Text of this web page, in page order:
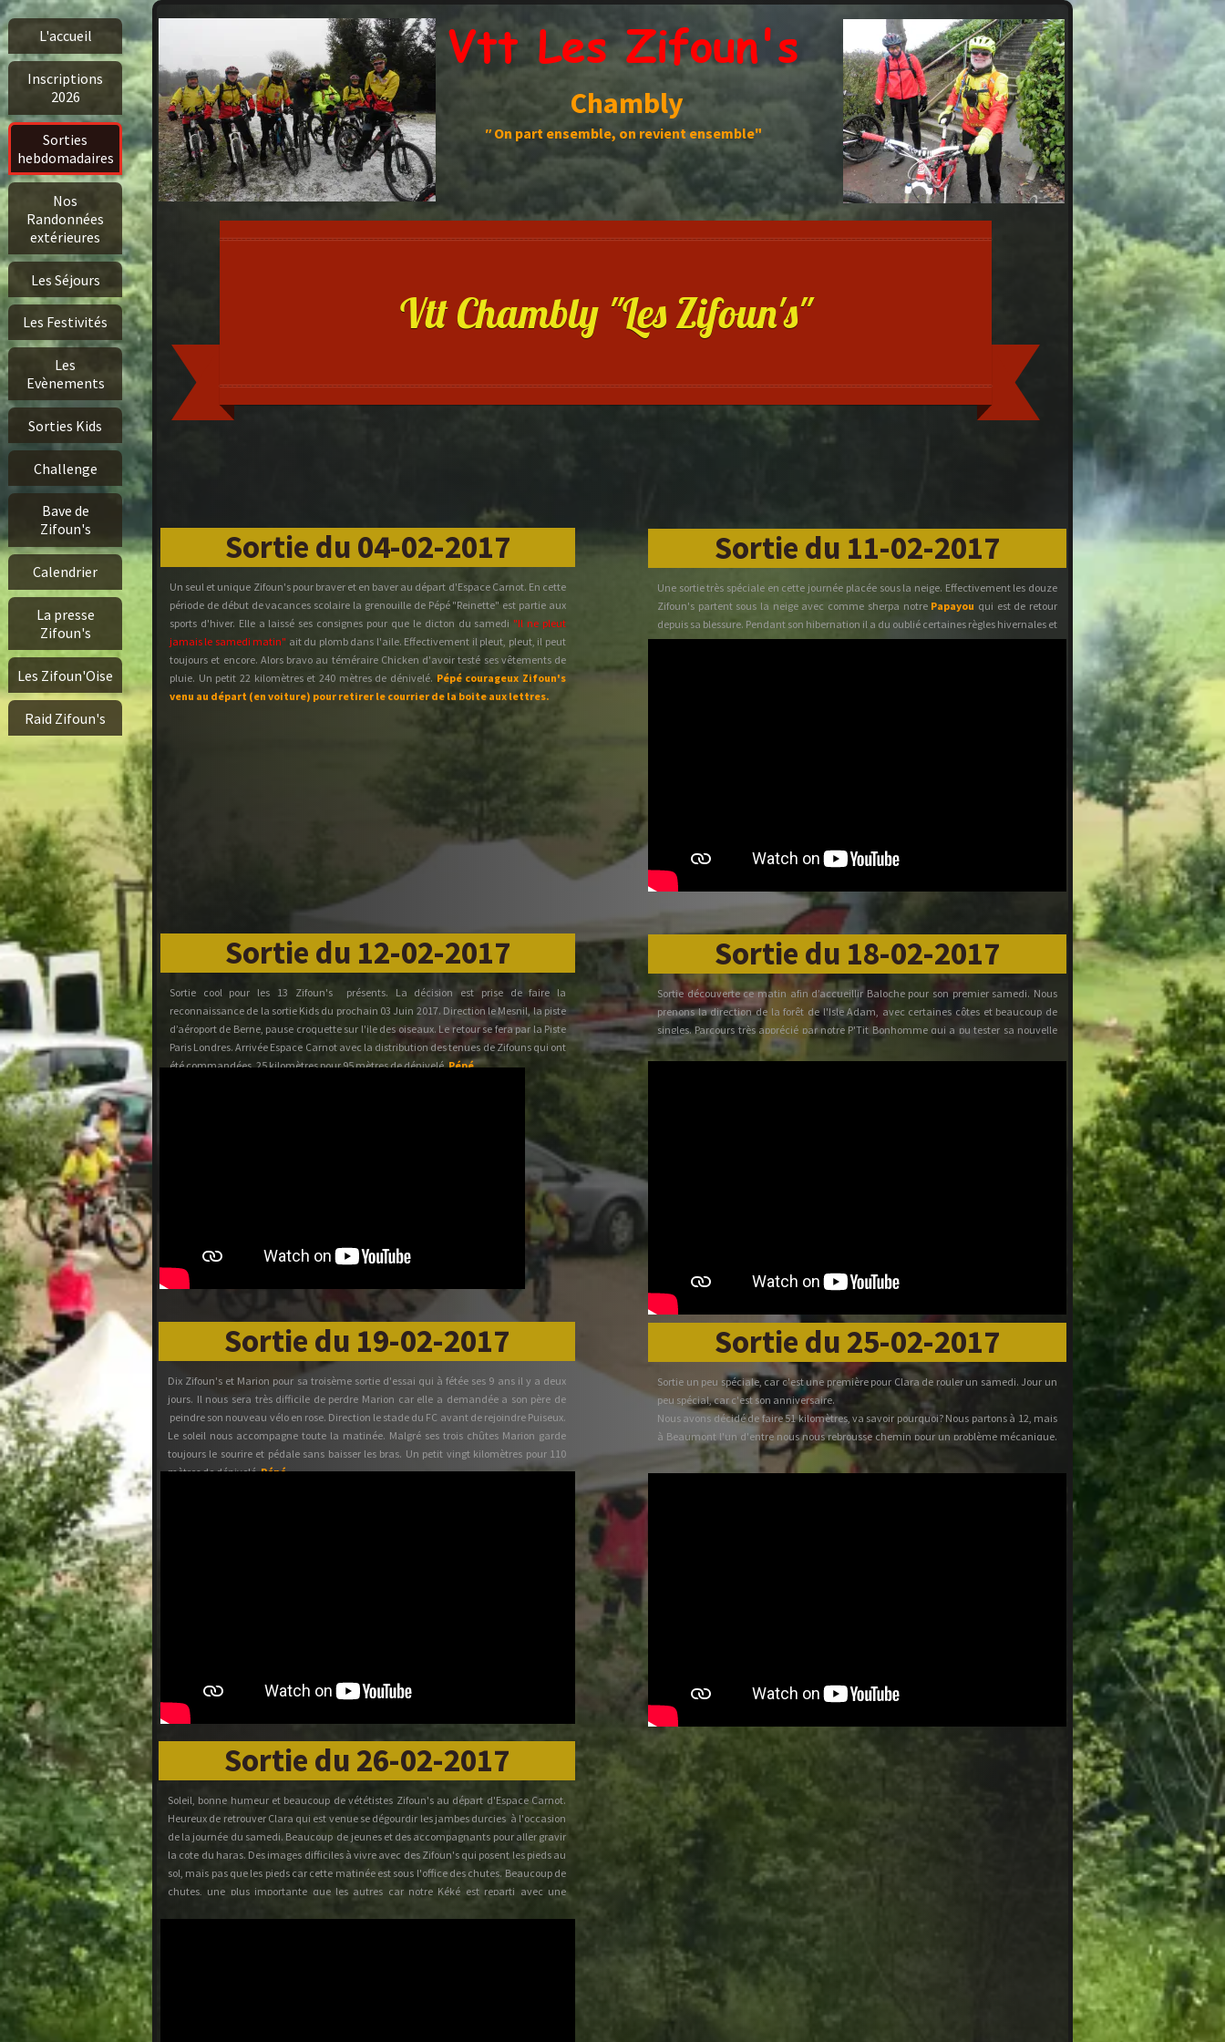
Vtt Les Zifoun's
Chambly
"On part ensemble, on revient ensemble"
L'accueil
Inscriptions
2026
Sorties
hebdomadaires
Nos
Randonnées
extérieures
Les Séjours
Les Festivités
Les
Evènements
Sorties Kids
Challenge
Bave de
Zifoun's
Calendrier
La presse
Zifoun's
Les Zifoun'Oise
Raid Zifoun's
Vtt Chambly "Les Zifoun's"
Sortie du 04-02-2017
Un seul et unique Zifoun's pour braver et en baver au départ d'Espace Carnot. En cette
période de début de vacances scolaire la grenouille de Pépé "Reinette" est partie aux
sports d'hiver. Elle a laissé ses consignes pour que le dicton du samedi "Il ne pleut
jamais le samedi matin" ait du plomb dans l'aile. Effectivement il pleut, pleut, il peut
toujours et encore. Alors bravo au téméraire Chicken d'avoir testé ses vêtements de
pluie. Un petit 22 kilomètres et 240 mètres de dénivelé. Pépé courageux Zifoun's
venu au départ (en voiture) pour retirer le courrier de la boite aux lettres.
Sortie du 11-02-2017
Une sortie très spéciale en cette journée placée sous la neige. Effectivement les douze
Zifoun's partent sous la neige avec comme sherpa notre Papayou qui est de retour
depuis sa blessure. Pendant son hibernation il a du oublié certaines règles hivernales et
est resté sur les bases des périodes estivales. La direction est prise vers les montagnes
kilomètres pour 630 mètres de dénivelé. Pépé
Sortie du 12-02-2017
Sortie cool pour les 13 Zifoun's présents. La décision est prise de faire la
reconnaissance de la sortie Kids du prochain 03 Juin 2017. Direction le Mesnil, la piste
d’aéroport de Berne, pause croquette sur l'ile des oiseaux. Le retour se fera par la Piste
Paris Londres. Arrivée Espace Carnot avec la distribution des tenues de Zifouns qui ont
été commandées. 25 kilomètres pour 95 mètres de dénivelé.Pépé
Sortie du 18-02-2017
Sortie découverte ce matin afin d’accueillir Baloche pour son premier samedi. Nous
prenons la direction de la forêt de l'Isle Adam, avec certaines côtes et beaucoup de
singles. Parcours très apprécié par notre P'Tit Bonhomme qui a pu tester sa nouvelle
transmission nucléaire. Retour Espace Carnot pas très tard mais avec un état physique
Sortie du 19-02-2017
Dix Zifoun's et Marion pour sa troisème sortie d'essai qui à fétée ses 9 ans il y a deux
jours. Il nous sera très difficile de perdre Marion car elle a demandée a son père de
peindre son nouveau vélo en rose. Direction le stade du FC avant de rejoindre Puiseux.
Le soleil nous accompagne toute la matinée. Malgré ses trois chûtes Marion garde
toujours le sourire et pédale sans baisser les bras. Un petit vingt kilomètres pour 110
mètres de dénivelé.Pépé
Sortie du 25-02-2017
Sortie un peu spéciale, car c'est une première pour Clara de rouler un samedi. Jour un
peu spécial, car c'est son anniversaire.
Nous avons décidé de faire 51 kilomètres, va savoir pourquoi? Nous partons à 12, mais
à Beaumont l'un d'entre nous nous rebrousse chemin pour un problème mécanique.
Nous ne sommes plus que 11 (40 Zifoun's seraient cachés quelque part ?).
Jour spécial que Moustic n'a pas voulu rater. Il est de la partie, mais il a souvent fallu
Sortie du 26-02-2017
Soleil, bonne humeur et beaucoup de vététistes Zifoun's au départ d'Espace Carnot.
Heureux de retrouver Clara qui est venue se dégourdir les jambes durcies à l'occasion
de la journée du samedi. Beaucoup de jeunes et des accompagnants pour aller gravir
la cote du haras. Des images difficiles à vivre avec des Zifoun's qui posent les pieds au
sol, mais pas que les pieds car cette matinée est sous l'office des chutes. Beaucoup de
chutes, une plus importante que les autres car notre Kéké est reparti avec une